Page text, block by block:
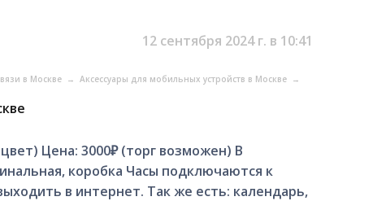
12 сентября 2024 г. в 10:41
в Москве → Аксессуары для мобильных устройств в Москве →
Цена: 3000₽ (торг возможен) В
коробка Часы подключаются к
в интернет. Так же есть: календарь,